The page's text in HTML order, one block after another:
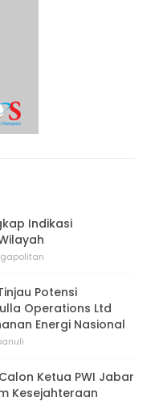
Indikasi
Potensi
Operations Ltd
Energi Nasional
Ketua PWI Jabar
Kesejahteraan